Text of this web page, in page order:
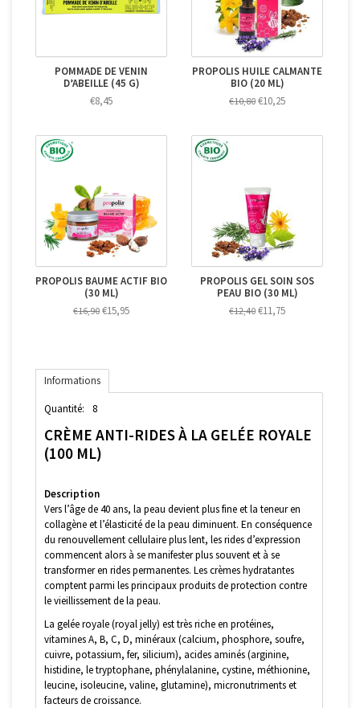
POMMADE DE VENIN
D’ABEILLE (45 G)
€8,45
PROPOLIS HUILE CALMANTE
BIO (20 ML)
€10,80 €10,25
PROPOLIS BAUME ACTIF BIO
(30 ML)
€16,90 €15,95
PROPOLIS GEL SOIN SOS
PEAU BIO (30 ML)
€12,40 €11,75
Informations
Quantité: 8
CRÈME ANTI-RIDES À LA GELÉE ROYALE
(100 ML)
Description
Vers l’âge de 40 ans, la peau devient plus fine et la teneur en
collagène et l’élasticité de la peau diminuent. En conséquence
du renouvellement cellulaire plus lent, les rides d’expression
commencent alors à se manifester plus souvent et à se
transformer en rides permanentes. Les crèmes hydratantes
comptent parmi les principaux produits de protection contre
le vieillissement de la peau.
La gelée royale (royal jelly) est très riche en protéines,
vitamines A, B, C, D, minéraux (calcium, phosphore, soufre,
cuivre, potassium, fer, silicium), acides aminés (arginine,
histidine, le tryptophane, phénylalanine, cystine, méthionine,
leucine, isoleucine, valine, glutamine), micronutriments et
facteurs de croissance.